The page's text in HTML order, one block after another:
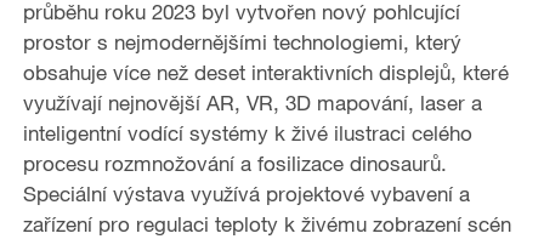
průběhu roku 2023 byl vytvořen nový pohlcující
prostor s nejmodernějšími technologiemi, který
obsahuje více než deset interaktivních displejů, které
využívají nejnovější AR, VR, 3D mapování, laser a
inteligentní vodící systémy k živé ilustraci celého
procesu rozmnožování a fosilizace dinosaurů.
Speciální výstava využívá projektové vybavení a
zařízení pro regulaci teploty k živému zobrazení scén